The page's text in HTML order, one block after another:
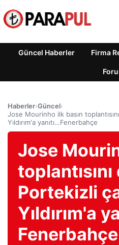
Güncel Haberler Firma
Haberler›Güncel›
Jose Mourinho ilk basın
Yıldırım'a yanıtı…Fenerbahçe
Jose
Portekizli
Yıldırım'a
Fenerbahçe